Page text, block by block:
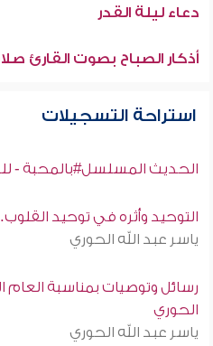
دعاء ليلة القدر
أذكار الصباح بصوت القارئ
استراحة التسجيلات
الحديث المسلسل#بالمحبة -
التوحيد وأثره في توحيد
ياسر عبد الله الحوري
رسائل وتوصيات بمناسبة العام
الحوري
ياسر عبد الله الحوري